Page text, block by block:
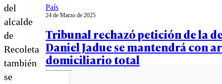
del
alcalde
de
Recoleta
también
se
País
24 de Marzo de 2025
Tribunal rechazó petición de la
Daniel Jadue se mantendrá con
domiciliario total